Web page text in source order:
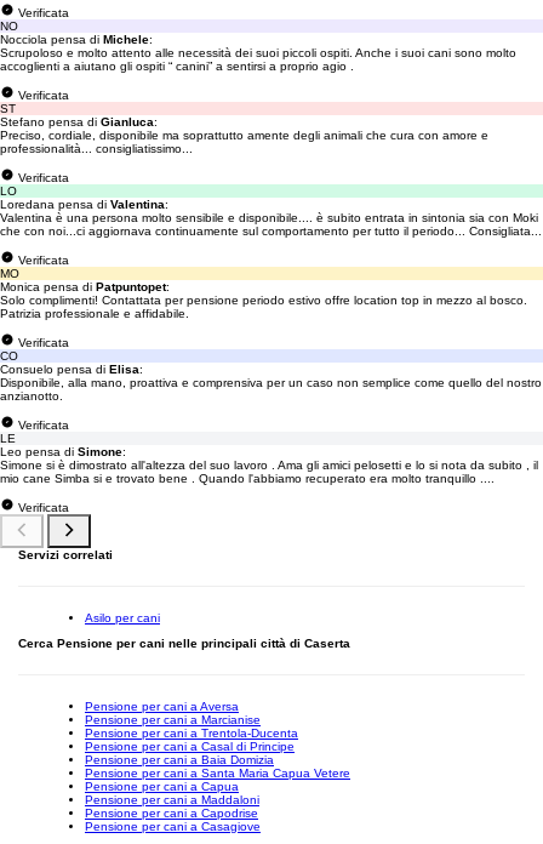
Verificata
NO
Nocciola pensa di Michele:
Scrupoloso e molto attento alle necessità dei suoi piccoli ospiti. Anche i suoi cani sono molto
accoglienti a aiutano gli ospiti “ canini” a sentirsi a proprio agio .
Verificata
ST
Stefano pensa di Gianluca:
Preciso, cordiale, disponibile ma soprattutto amente degli animali che cura con amore e
professionalità... consigliatissimo...
Verificata
LO
Loredana pensa di Valentina:
Valentina è una persona molto sensibile e disponibile.... è subito entrata in sintonia sia con Moki
che con noi...ci aggiornava continuamente sul comportamento per tutto il periodo... Consigliata...
Verificata
MO
Monica pensa di Patpuntopet:
Solo complimenti! Contattata per pensione periodo estivo offre location top in mezzo al bosco.
Patrizia professionale e affidabile.
Verificata
CO
Consuelo pensa di Elisa:
Disponibile, alla mano, proattiva e comprensiva per un caso non semplice come quello del nostro
anzianotto.
Verificata
LE
Leo pensa di Simone:
Simone si è dimostrato all'altezza del suo lavoro . Ama gli amici pelosetti e lo si nota da subito , il
mio cane Simba si e trovato bene . Quando l'abbiamo recuperato era molto tranquillo ....
Verificata
Servizi correlati
Asilo per cani
Cerca Pensione per cani nelle principali città di Caserta
Pensione per cani a Aversa
Pensione per cani a Marcianise
Pensione per cani a Trentola-Ducenta
Pensione per cani a Casal di Principe
Pensione per cani a Baia Domizia
Pensione per cani a Santa Maria Capua Vetere
Pensione per cani a Capua
Pensione per cani a Maddaloni
Pensione per cani a Capodrise
Pensione per cani a Casagiove